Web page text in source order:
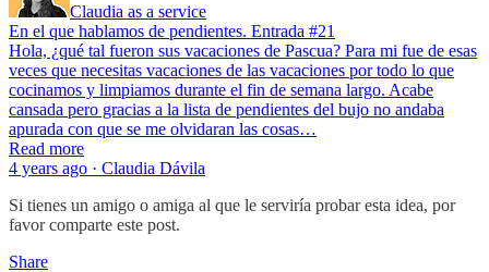
Claudia as a service
En el que hablamos de pendientes. Entrada #21
Hola, ¿qué tal fueron sus vacaciones de Pascua? Para mi fue de esas
veces que necesitas vacaciones de las vacaciones por todo lo que
cocinamos y limpiamos durante el fin de semana largo. Acabe
cansada pero gracias a la lista de pendientes del bujo no andaba
apurada con que se me olvidaran las cosas…
Read more
4 years ago · Claudia Dávila
Si tienes un amigo o amiga al que le serviría probar esta idea, por
favor comparte este post.
Share